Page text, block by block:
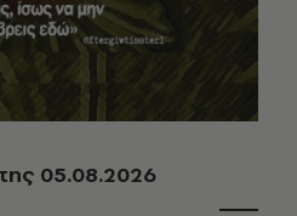
05.08.2026